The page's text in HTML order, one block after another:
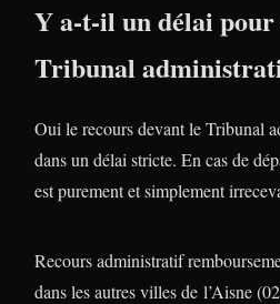
Y a-t-il un délai
Tribunal
Oui le recours devant le Tribunal
dans un délai stricte. En cas de
est purement et simplement
Recours administratif
dans les autres villes de l’Aisne